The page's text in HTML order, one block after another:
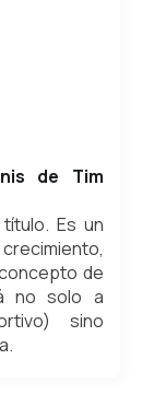
de Tim
Es un
de
no solo a
sino